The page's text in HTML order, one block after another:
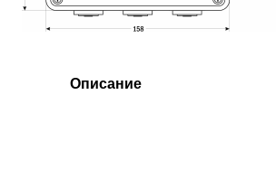
Описание